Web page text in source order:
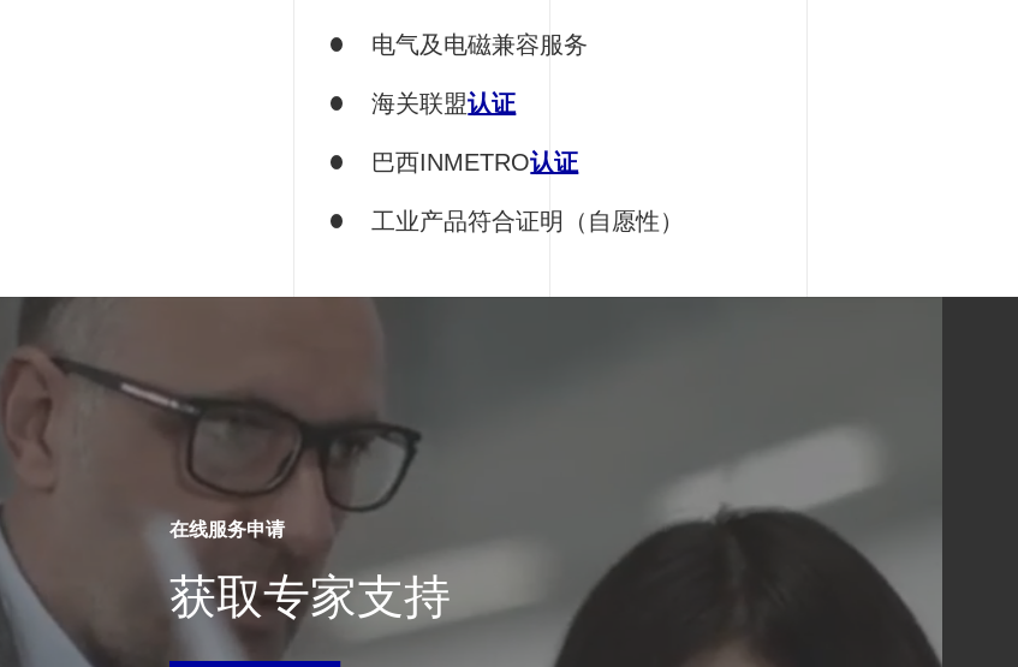
电气及电磁兼容服务
海关联盟认证
巴西INMETRO认证
工业产品符合证明（自愿性）
在线服务申请
获取专家支持